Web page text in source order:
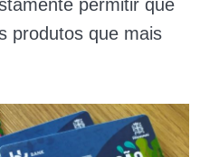
permitir que
produtos que mais